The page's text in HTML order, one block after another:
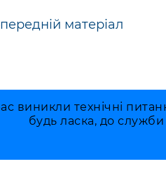
матеріал
виникли технічні
будь ласка, до